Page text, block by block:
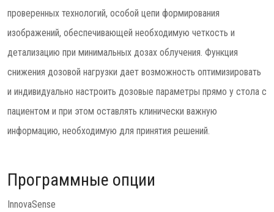
проверенных технологий, особой цепи формирования
изображений, обеспечивающей необходимую четкость и
детализацию при минимальных дозах облучения. Функция
снижения дозовой нагрузки дает возможность оптимизировать
и индивидуально настроить дозовые параметры прямо у стола с
пациентом и при этом оставлять клинически важную
информацию, необходимую для принятия решений.
Программные опции
InnovaSense